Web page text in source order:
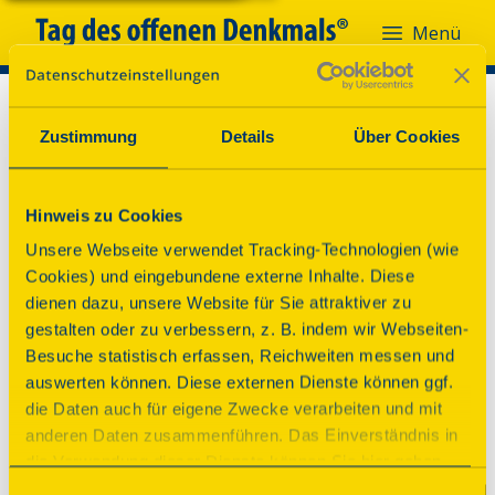
Zustimmung Details Über Cookies
Hinweis zu Cookies
Unsere Webseite verwendet Tracking-Technologien (wie
Cookies) und eingebundene externe Inhalte. Diese
dienen dazu, unsere Website für Sie attraktiver zu
gestalten oder zu verbessern, z. B. indem wir Webseiten-
Besuche statistisch erfassen, Reichweiten messen und
auswerten können. Diese externen Dienste können ggf.
die Daten auch für eigene Zwecke verarbeiten und mit
anderen Daten zusammenführen. Das Einverständnis in
die Verwendung dieser Dienste können Sie hier geben.
Menü